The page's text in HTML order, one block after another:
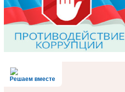
Решаем вместе